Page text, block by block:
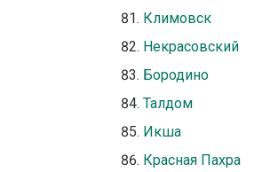
Климовск
Некрасовский
Бородино
Талдом
Икша
Красная Пахра